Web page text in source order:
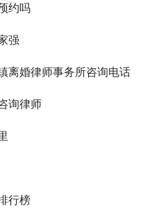
约吗
强
离婚律师事务所咨询电话
询律师
行榜